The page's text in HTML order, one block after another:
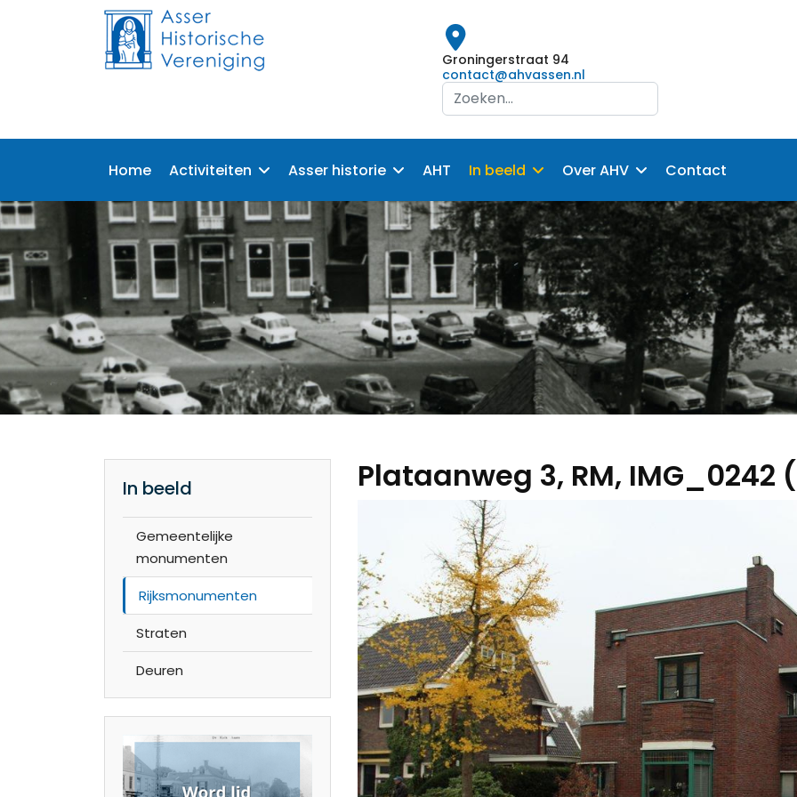
Groningerstraat 94
contact@ahvassen.nl
Search
...
Home Activiteiten Asser historie AHT In beeld Over AHV Contact
In beeld
Gemeentelijke
monumenten
Rijksmonumenten
Straten
Deuren
Plataanweg 3, RM, IMG_0242